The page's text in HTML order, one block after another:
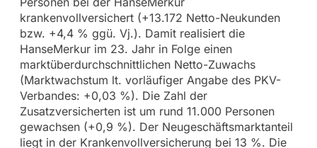
krankenvollversichert (+13.172 Netto-Neukunden
bzw. +4,4 % ggü. Vj.). Damit realisiert die
HanseMerkur im 23. Jahr in Folge einen
marktüberdurchschnittlichen Netto-Zuwachs
(Marktwachstum lt. vorläufiger Angabe des PKV-
Verbandes: +0,03 %). Die Zahl der
Zusatzversicherten ist um rund 11.000 Personen
gewachsen (+0,9 %). Der Neugeschäftsmarktanteil
liegt in der Krankenvollversicherung bei 13 %. Die